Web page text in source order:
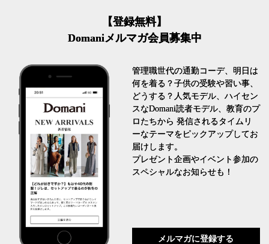
【登録無料】
Domaniメルマガ会員募集中
管理職世代の通勤コーデ、明日は
何を着る？子供の受験や習い事、
どうする？人気モデル、ハイセン
スなDomani読者モデル、教育のプ
ロたちから 発信されるタイムリ
ーなテーマをピックアップしてお
届けします。
プレゼント企画やイベント参加の
スペシャルなお知らせも！
メルマガに登録する